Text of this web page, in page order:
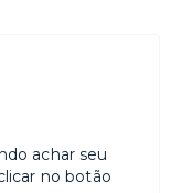
achar seu
no botão